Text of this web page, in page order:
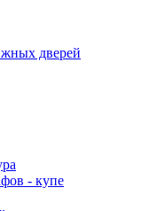
дверей
- купе